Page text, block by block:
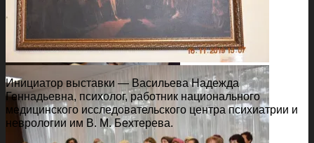
Инициатор выставки — Васильева Надежда
Геннадьевна, психолог, работник национального
медицинского исследовательского центра психиатрии и
неврологии им В. М. Бехтерева.